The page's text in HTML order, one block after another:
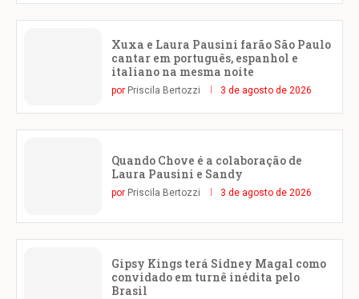
Xuxa e Laura Pausini farão São Paulo
cantar em português, espanhol e
italiano na mesma noite
por Priscila Bertozzi 3 de agosto de 2026
Quando Chove é a colaboração de
Laura Pausini e Sandy
por Priscila Bertozzi 3 de agosto de 2026
Gipsy Kings terá Sidney Magal como
convidado em turnê inédita pelo
Brasil